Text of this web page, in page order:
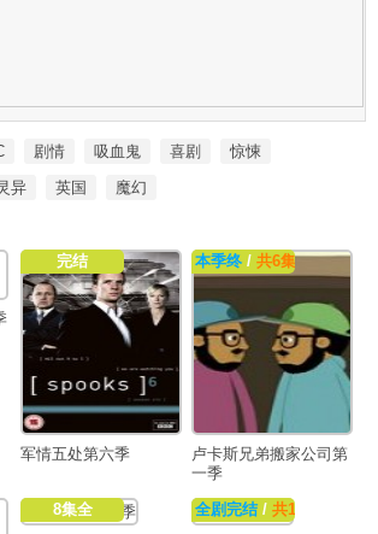
剧情 吸血鬼 喜剧
惊悚
异 英国 魔幻
完结
军情五处第六季
本季终/ 共6集
卢卡斯兄弟搬家公司第
一季
8集全
全剧完结/ 共13集